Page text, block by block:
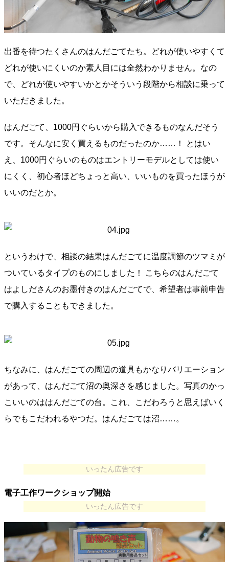
出番を待つたくさんのはんだごてたち。どれが使いやすくて
どれが使いにくいのか素人目には全然わかりません。なの
で、どれが使いやすいかとかそういう段階から相談に乗って
いただきました。
はんだごて、1000円ぐらいから購入できるものなんだそう
です。そんなに安く買えるものだったのか……！ とはい
え、1000円ぐらいのものはエントリーモデルとしては使い
にくく、初心者ほどちょっと高い、いいものを買ったほうが
いいのだとか。
というわけで、相談の結果はんだごてに温度調節のツマミが
ついているタイプのものにしました！ こちらのはんだごて
はよしださんのお墨付きのはんだごてで、希望者は事前申告
で購入することもできました。
ちなみに、はんだごての周辺の道具もかなりバリエーション
があって、はんだごて沼の奥深さを感じました。写真のかっ
こいいのははんだごての台。これ、こだわろうと思えばいく
らでもこだわれるやつだ。はんだごては沼……。
いったん広告です
電子工作ワークショップ開始
いったん広告です